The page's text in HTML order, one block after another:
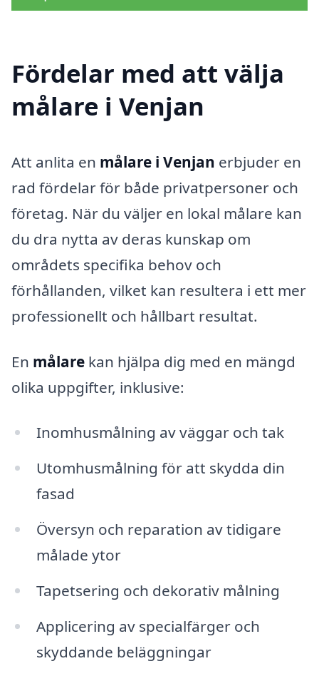
Fördelar med att välja
målare i Venjan
Att anlita en målare i Venjan erbjuder en
rad fördelar för både privatpersoner och
företag. När du väljer en lokal målare kan
du dra nytta av deras kunskap om
områdets specifika behov och
förhållanden, vilket kan resultera i ett mer
professionellt och hållbart resultat.
En målare kan hjälpa dig med en mängd
olika uppgifter, inklusive:
Inomhusmålning av väggar och tak
Utomhusmålning för att skydda din
fasad
Översyn och reparation av tidigare
målade ytor
Tapetsering och dekorativ målning
Applicering av specialfärger och
skyddande beläggningar